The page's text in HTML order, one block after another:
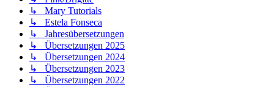
↳ Mary Tutorials
↳ Estela Fonseca
↳ Jahresübersetzungen
↳ Übersetzungen 2025
↳ Übersetzungen 2024
↳ Übersetzungen 2023
↳ Übersetzungen 2022